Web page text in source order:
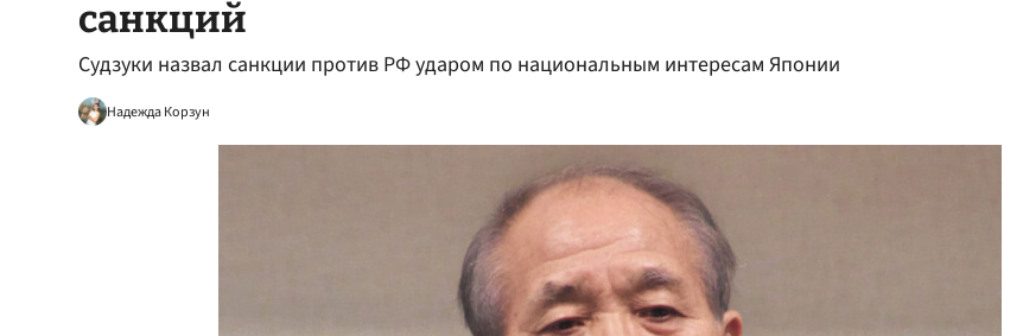
санкций
Судзуки назвал санкции против РФ ударом по национальным интересам Японии
Надежда Корзун